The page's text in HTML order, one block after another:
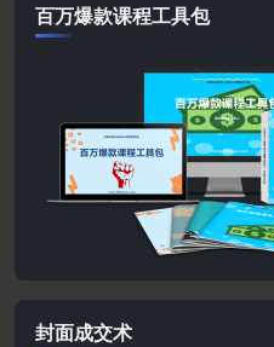
百万爆款课程工具包
封面成交术